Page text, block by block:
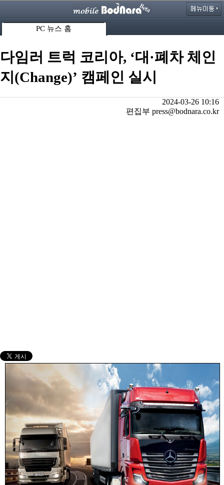
PC 뉴스 홈
다임러 트럭 코리아, ‘대·폐차 체인
지(Change)’ 캠페인 실시
2024-03-26 10:16
편집부 press@bodnara.co.kr